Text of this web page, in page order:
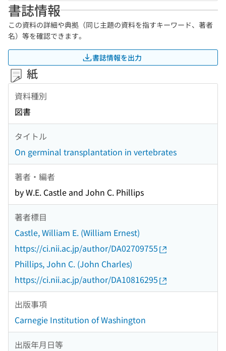
書誌情報
この資料の詳細や典拠（同じ主題の資料を指すキーワード、著者
名）等を確認できます。
書誌情報を出力
紙
資料種別
図書
タイトル
On germinal transplantation in vertebrates
著者・編者
by W.E. Castle and John C. Phillips
著者標目
Castle, William E. (William Ernest)
https://ci.nii.ac.jp/author/DA02709755
Phillips, John C. (John Charles)
https://ci.nii.ac.jp/author/DA10816295
出版事項
Carnegie Institution of Washington
出版年月日等